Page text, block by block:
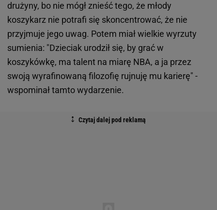
drużyny, bo nie mógł znieść tego, że młody
koszykarz nie potrafi się skoncentrować, że nie
przyjmuje jego uwag. Potem miał wielkie wyrzuty
sumienia: "Dzieciak urodził się, by grać w
koszykówkę, ma talent na miarę NBA, a ja przez
swoją wyrafinowaną filozofię rujnuję mu karierę" -
wspominał tamto wydarzenie.